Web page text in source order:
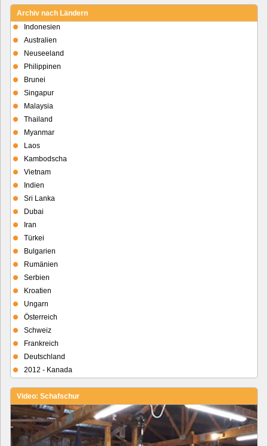
Archiv nach Ländern
Indonesien
Australien
Neuseeland
Philippinen
Brunei
Singapur
Malaysia
Thailand
Myanmar
Laos
Kambodscha
Vietnam
Indien
Sri Lanka
Dubai
Iran
Türkei
Bulgarien
Rumänien
Serbien
Kroatien
Ungarn
Österreich
Schweiz
Frankreich
Deutschland
2012 - Kanada
Video: Schafschur